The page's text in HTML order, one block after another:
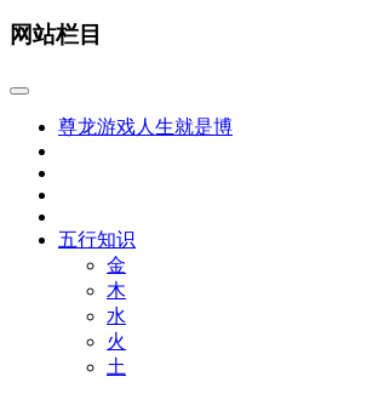
网站栏目
尊龙游戏人生就是博
五行知识
金
木
水
火
土